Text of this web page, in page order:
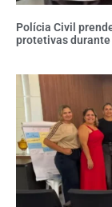
Polícia Civil
protetivas